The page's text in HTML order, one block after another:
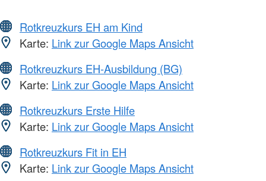
Rotkreuzkurs EH am Kind
Karte: Link zur Google Maps Ansicht
Rotkreuzkurs EH-Ausbildung (BG)
Karte: Link zur Google Maps Ansicht
Rotkreuzkurs Erste Hilfe
Karte: Link zur Google Maps Ansicht
Rotkreuzkurs Fit in EH
Karte: Link zur Google Maps Ansicht